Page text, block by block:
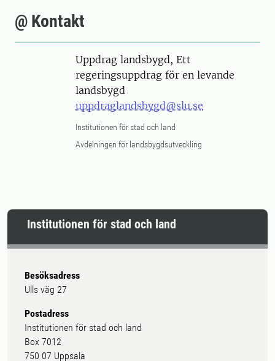
@ Kontakt
Uppdrag landsbygd, Ett
regeringsuppdrag för en levande
landsbygd
uppdraglandsbygd@slu.se
Institutionen för stad och land
Avdelningen för landsbygdsutveckling
Institutionen för stad och land
Besöksadress
Ulls väg 27
Postadress
Institutionen för stad och land
Box 7012
750 07 Uppsala